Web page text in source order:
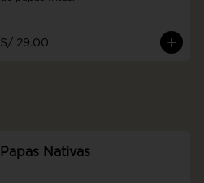
S/ 29.00
Papas Nativas